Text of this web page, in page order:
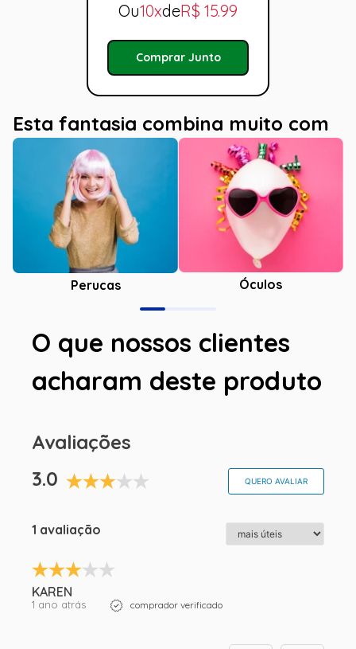
Ou10xdeR$ 15.99
Comprar Junto
Esta fantasia combina muito com
Perucas Óculos
O que nossos clientes
acharam deste produto
Avaliações
3.0
QUERO AVALIAR
1 avaliação
KAREN
1 ano atrás comprador verificado